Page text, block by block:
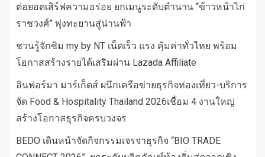
ต่อยอดเสิร์ฟความอร่อย ยกเมนูระดับตำนาน “ข้าวหน้าไก่
ราชวงศ์” พุ่งทะยานสู่น่านฟ้า
ชวนรู้จักซิม my by NT เน็ตเร็ว แรง คุ้มค่าทั่วไทย พร้อม
โอกาสสร้างรายได้เสริมผ่าน Lazada Affiliate
อินฟอร์มา มาร์เก็ตส์ ผนึกเครือข่ายธุรกิจท่องเที่ยว-บริการ
จัด Food & Hospitality Thailand 2026เชื่อม 4 งานใหญ่
สร้างโอกาสธุรกิจครบวงจร
BEDO เดินหน้าจัดกิจกรรมเจรจาธุรกิจ “BIO TRADE